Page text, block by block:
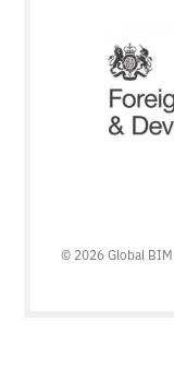
© 2026 Global